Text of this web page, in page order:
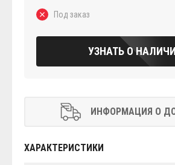
Под заказ
УЗНАТЬ О
ИНФОРМАЦИЯ О
ХАРАКТЕРИСТИКИ